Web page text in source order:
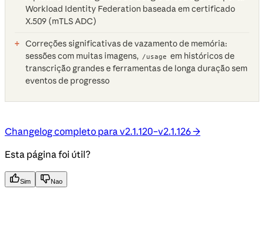
Workload Identity Federation baseada em certificado
X.509 (mTLS ADC)
Correções significativas de vazamento de memória:
sessões com muitas imagens, /usage em históricos de
transcrição grandes e ferramentas de longa duração sem
eventos de progresso
Changelog completo para v2.1.120–v2.1.126 →
Esta página foi útil?
Sim Nao